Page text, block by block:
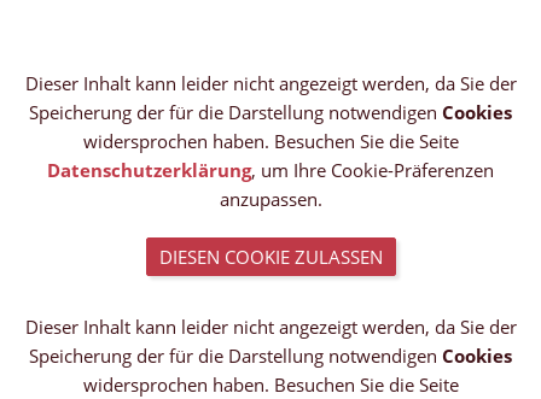
Dieser Inhalt kann leider nicht angezeigt werden, da Sie der
Speicherung der für die Darstellung notwendigen Cookies
widersprochen haben. Besuchen Sie die Seite
Datenschutzerklärung, um Ihre Cookie-Präferenzen
anzupassen.
DIESEN COOKIE ZULASSEN
Dieser Inhalt kann leider nicht angezeigt werden, da Sie der
Speicherung der für die Darstellung notwendigen Cookies
widersprochen haben. Besuchen Sie die Seite